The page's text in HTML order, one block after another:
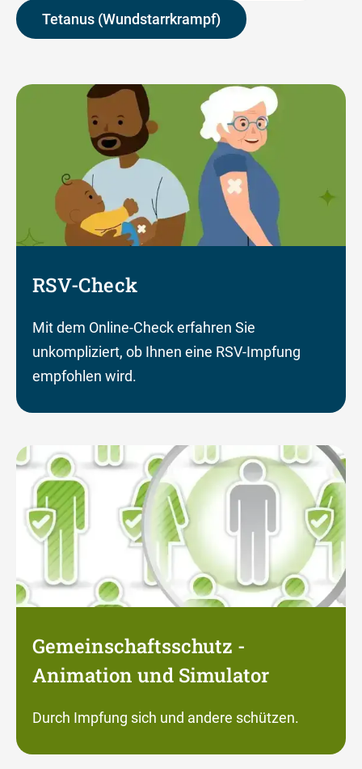
Tetanus (Wundstarrkrampf)
RSV-Check
Mit dem Online-Check erfahren Sie
unkompliziert, ob Ihnen eine RSV-Impfung
empfohlen wird.
Gemeinschaftsschutz -
Animation und Simulator
Durch Impfung sich und andere schützen.